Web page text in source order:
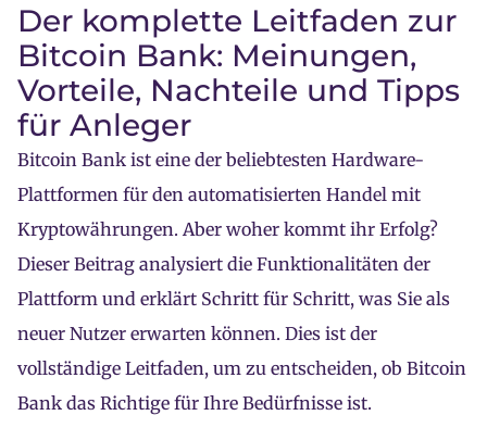
Der komplette Leitfaden zur
Bitcoin Bank: Meinungen,
Vorteile, Nachteile und Tipps
für Anleger
Bitcoin Bank ist eine der beliebtesten Hardware-
Plattformen für den automatisierten Handel mit
Kryptowährungen. Aber woher kommt ihr Erfolg?
Dieser Beitrag analysiert die Funktionalitäten der
Plattform und erklärt Schritt für Schritt, was Sie als
neuer Nutzer erwarten können. Dies ist der
vollständige Leitfaden, um zu entscheiden, ob Bitcoin
Bank das Richtige für Ihre Bedürfnisse ist.